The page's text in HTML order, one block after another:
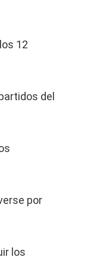
12
del
por
los